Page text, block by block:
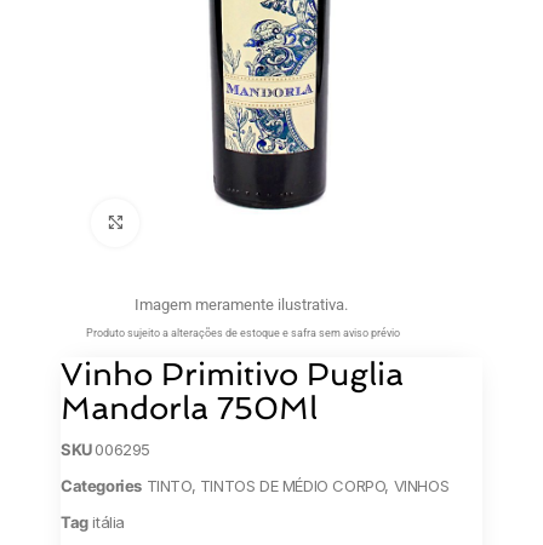
Imagem meramente ilustrativa.
Produto sujeito a alterações de estoque e safra sem aviso prévio
Vinho Primitivo Puglia
Mandorla 750Ml
SKU006295
Categories TINTO, TINTOS DE MÉDIO CORPO, VINHOS
Tag itália